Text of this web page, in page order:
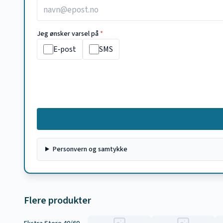
Jeg ønsker varsel på *
E‑post SMS
Personvern og samtykke
Flere produkter